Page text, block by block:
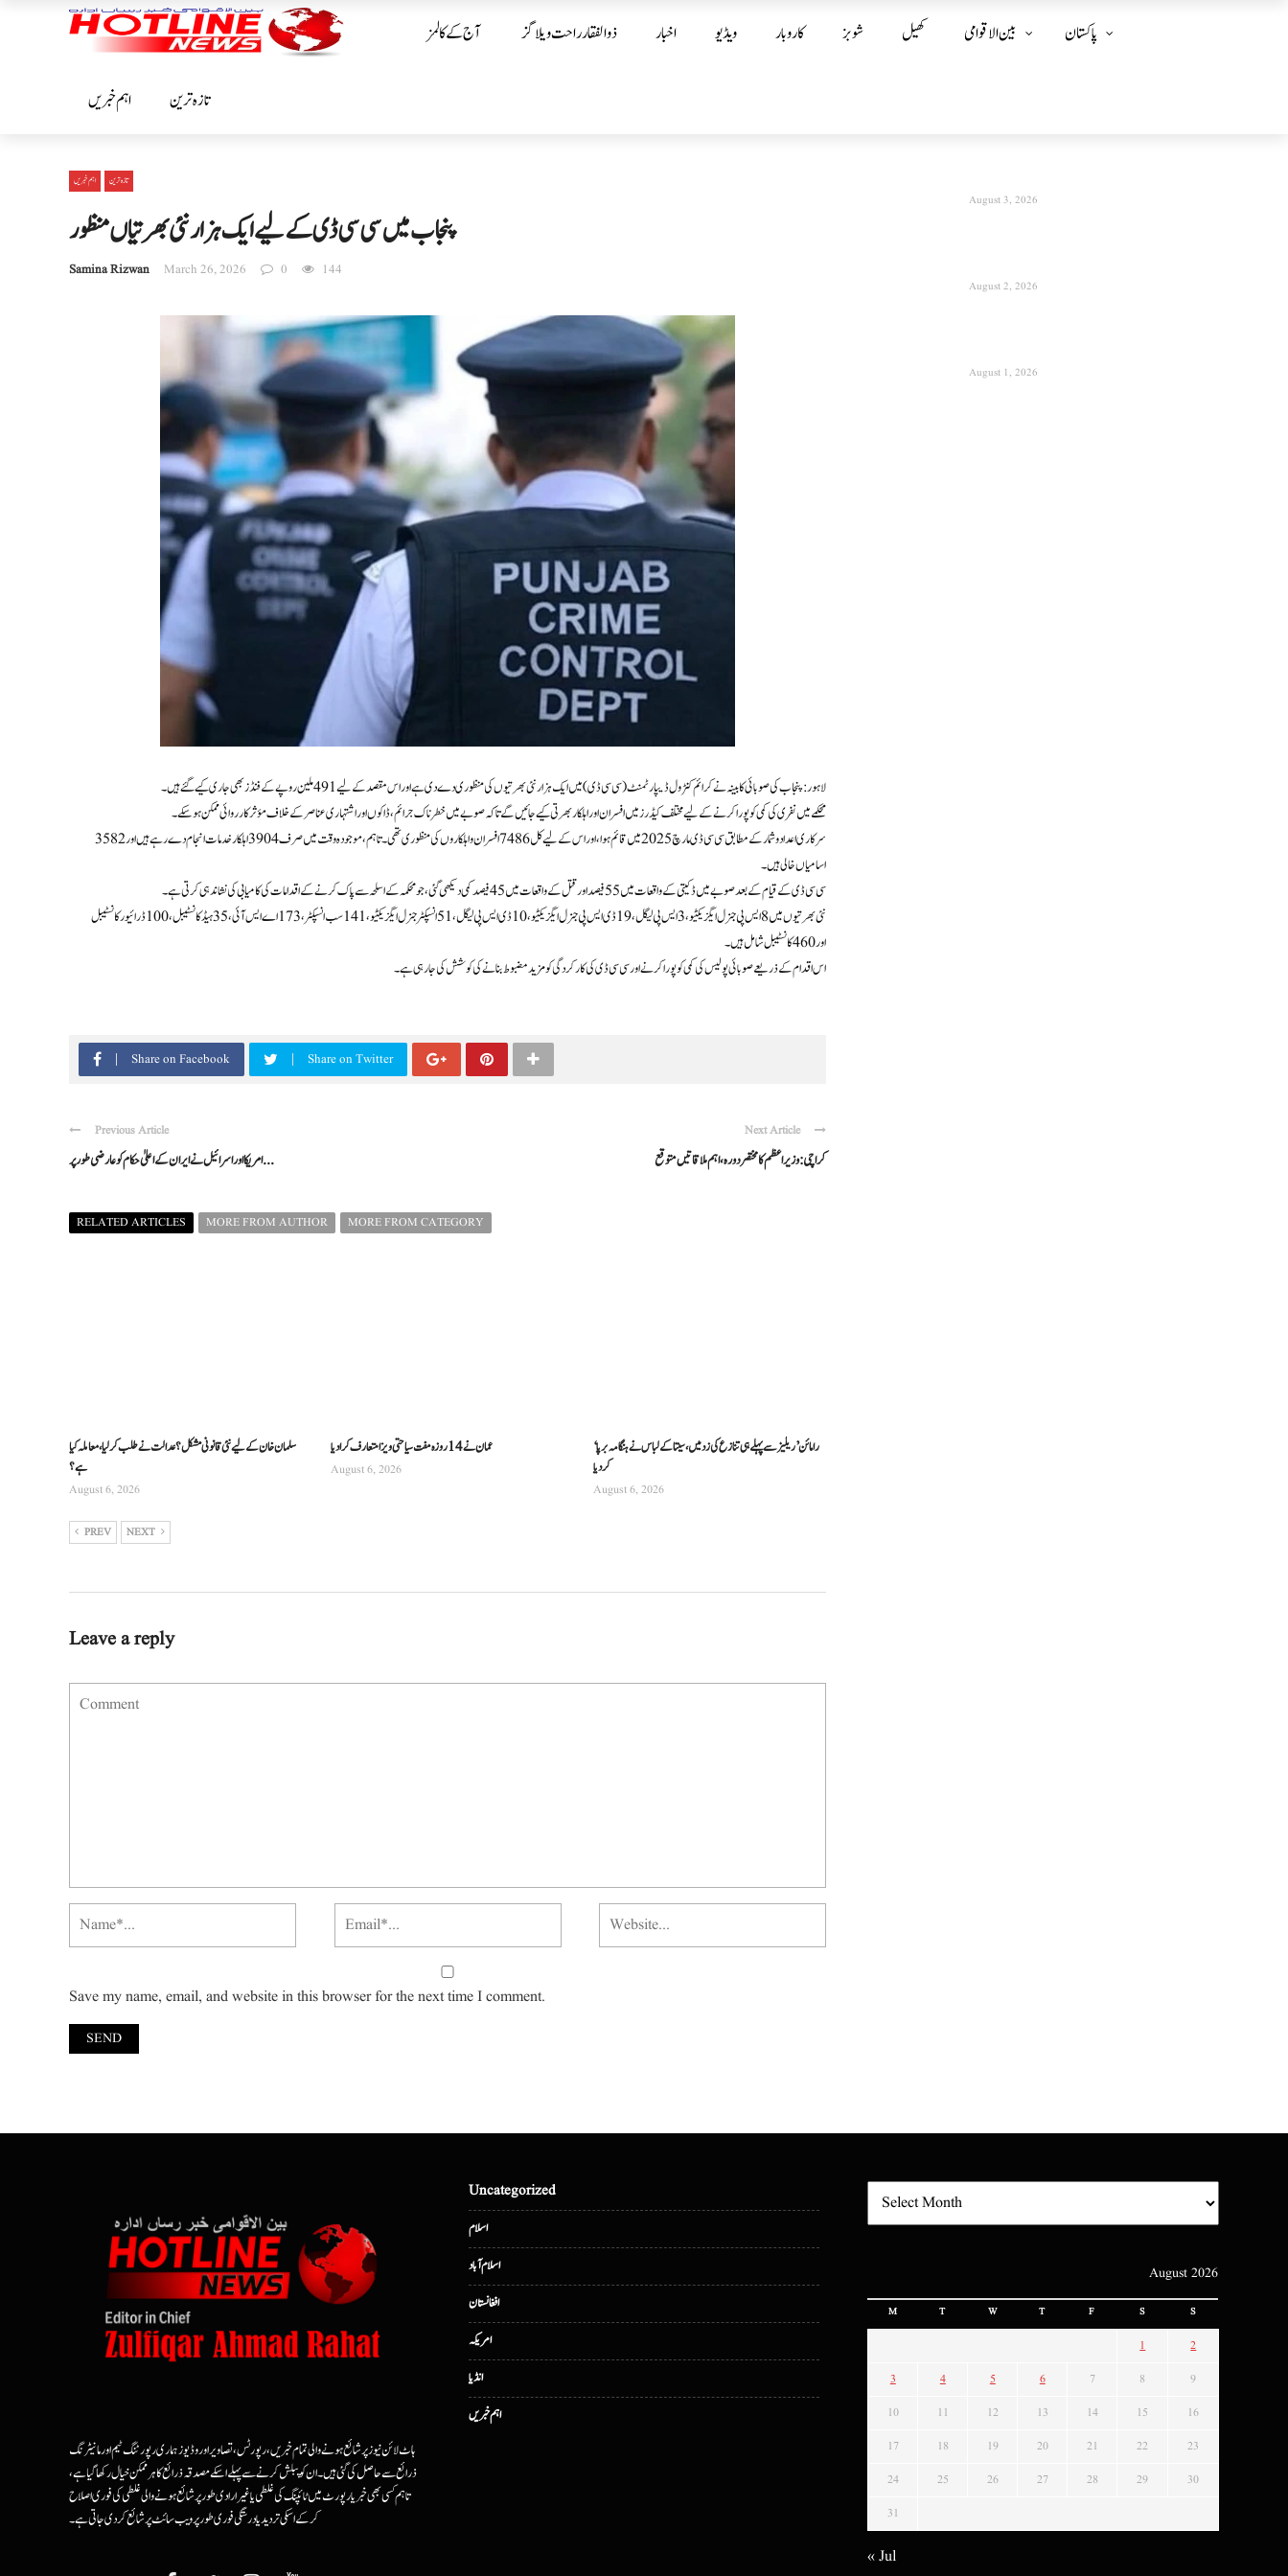
آج کے کالمز ذوالفقار راحت ویلاگز اخبار ویڈیو کاروبار شوبز کھیل بین الا قوامی پاکستان
اہم خبریں تازہ ترین
اہم خبریں تازہ ترین
پنجاب میں سی سی ڈی کے لیے ایک ہزار نئی بھرتیاں منظور
Samina Rizwan March 26, 2026 0 144
لاہور: پنجاب کی صوبائی کابینہ نے کرائم کنٹرول ڈیپارٹمنٹ (سی سی ڈی) میں ایک ہزار نئی بھرتیوں کی منظوری دے دی ہے اور اس مقصد کے لیے 491 ملین روپے کے فنڈز بھی جاری کیے گئے ہیں۔
محکمے میں نفری کی کمی کو پورا کرنے کے لیے مختلف کیڈرز میں افسران اور اہلکار بھرتی کیے جائیں گے تاکہ صوبے میں خطرناک جرائم، ڈاکوں اور اشتہاری عناصر کے خلاف مؤثر کارروائی ممکن ہو سکے۔
سرکاری اعداد و شمار کے مطابق سی سی ڈی مارچ 2025 میں قائم ہوا، اور اس کے لیے کل 7486 افسران و اہلکاروں کی منظوری تھی۔ تاہم، موجودہ وقت میں صرف 3904 اہلکار خدمات انجام دے رہے ہیں اور 3582
اسامیاں خالی ہیں۔
سی سی ڈی کے قیام کے بعد صوبے میں ڈکیتی کے واقعات میں 55 فیصد اور قتل کے واقعات میں 45 فیصد کمی دیکھی گئی، جو محکمہ کے اسلحہ سے پاک کرنے کے اقدامات کی کامیابی کی نشاندہی کرتی ہے۔
نئی بھرتیوں میں 8 ایس پی جنرل ایگزیکٹیو، 3 ایس پی لیگل، 19 ڈی ایس پی جنرل ایگزیکٹیو، 10 ڈی ایس پی لیگل، 51 انسپکٹر جنرل ایگزیکٹیو، 141 سب انسپکٹر، 173 اے ایس آئی، 35 ہیڈ کانسٹیبل، 100 ڈرائیور کانسٹیبل
اور 460 کانسٹیبل شامل ہیں۔
اس اقدام کے ذریعے صوبائی پولیس کی کمی کو پورا کرنے اور سی سی ڈی کی کارکردگی کو مزید مضبوط بنانے کی کوشش کی جا رہی ہے۔
Share on Facebook Share on Twitter
Previous Article
امریکا اور اسرائیل نے ایران کے اعلیٰ حکام کو عارضی طور پر ...
Next Article
کراچی: وزیراعظم کا مختصر دورہ، اہم ملاقاتیں متوقع
RELATED ARTICLES MORE FROM AUTHOR MORE FROM CATEGORY
سلمان خان کے لیے نئی قانونی مشکل؟ عدالت نے طلب کرلیا، معاملہ کیا
ہے؟
August 6, 2026
عمان نے 14 روزہ مفت سیاحتی ویزا متعارف کرا دیا
August 6, 2026
‘رامائن’ ریلیز سے پہلے ہی تنازع کی زد میں، سیتا کے لباس نے ہنگامہ برپا
کردیا
August 6, 2026
PREV NEXT
Leave a reply
Save my name, email, and website in this browser for the next time I comment.
August 3, 2026
August 2, 2026
August 1, 2026
ہاٹ لائن نیوز پر شائع ہونے والی تمام خبریں، رپورٹس، تصاویر اور وڈیوز ہماری رپورٹنگ ٹیم اور مانیٹرنگ
ذرائع سے حاصل کی گئی ہیں۔ ان کو پبلش کرنے سے پہلے اسکے مصدقہ ذرائع کا ہرممکن خیال رکھا گیا ہے،
تاہم کسی بھی خبر یا رپورٹ میں ٹائپنگ کی غلطی یا غیرارادی طور پر شائع ہونے والی غلطی کی فوری اصلاح
کرکے اسکی تردید یا درستگی فوری طور پر ویب سائٹ پر شائع کردی جاتی ہے۔
Uncategorized
اسلام
اسلام آباد
افغانستان
امریکہ
انڈیا
اہم خبریں
August 2026
M T W T F S S
1 2
3 4 5 6 7 8 9
10 11 12 13 14 15 16
17 18 19 20 21 22 23
24 25 26 27 28 29 30
31
« Jul